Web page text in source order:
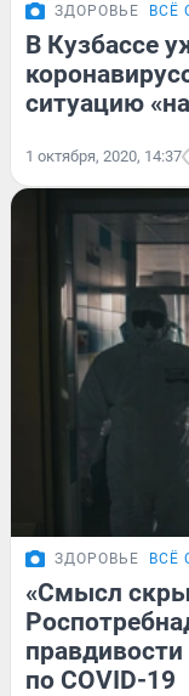
ЗДОРОВЬЕ ВСЁ
В Кузбассе
ситуацию
1 октября, 2020, 14:37
ЗДОРОВЬЕ ВСЁ
«Смысл
правдивости
по COVID-19